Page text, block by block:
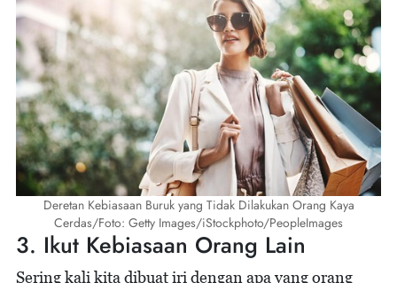
Deretan Kebiasaan Buruk yang Tidak Dilakukan Orang Kaya
Cerdas/Foto: Getty Images/iStockphoto/PeopleImages
3. Ikut Kebiasaan Orang Lain
Sering kali kita dibuat iri dengan apa yang orang